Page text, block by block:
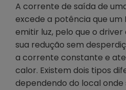
A corrente de saída de
excede a potência que um
emitir luz, pelo que o
sua redução sem
a corrente constante e
calor. Existem dois tipos
dependendo do local onde